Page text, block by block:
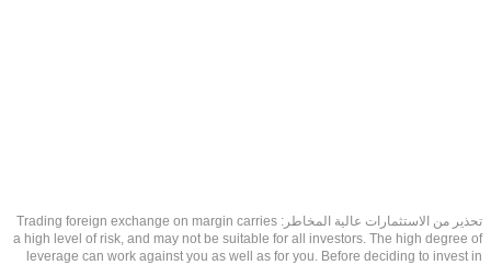
تحذير من الاستثمارات عالية المخاطر: Trading foreign exchange on margin carries
a high level of risk, and may not be suitable for all investors. The high degree of
leverage can work against you as well as for you. Before deciding to invest in